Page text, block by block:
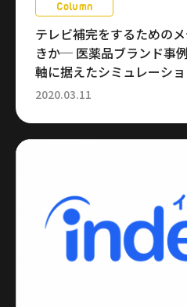
Column
テレビ補完をするための
きか─ 医薬品ブランド事
軸に据えたシミュレーシ
2020.03.11